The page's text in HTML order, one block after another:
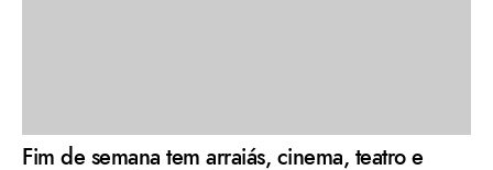
Fim de semana tem arraiás, cinema, teatro e